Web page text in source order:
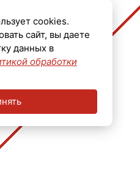
640-6114
admitriev@lentv24.ru
cookies.
сайт, вы даете
данных в
обработки